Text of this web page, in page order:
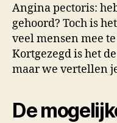
Angina pectoris:
gehoord? Toch is
veel mensen mee
Kortgezegd is het
maar we vertellen
De